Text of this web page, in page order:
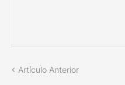
Artículo Anterior